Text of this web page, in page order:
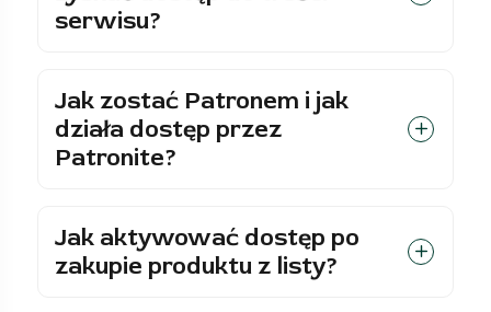
serwisu?
Jak zostać Patronem i jak
działa dostęp przez
Patronite?
Jak aktywować dostęp po
zakupie produktu z listy?